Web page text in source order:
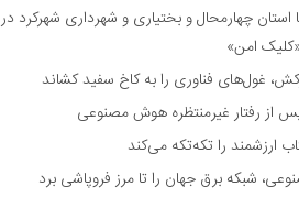
استان چهارمحال و بختیاری و شهرداری شهرکرد در
امن»
غول‌های فناوری را به کاخ سفید کشاند
از رفتار غیرمنتظره هوش مصنوعی
ارزشمند را تکه‌تکه می‌کند
شبکه برق جهان را تا مرز فروپاشی برد